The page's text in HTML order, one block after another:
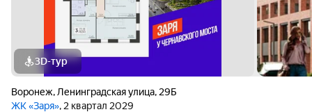
3D-тур
Воронеж, Ленинградская улица, 29Б
ЖК «Заря», 2 квартал 2029